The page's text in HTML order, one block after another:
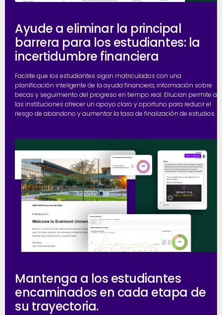
Ayude a eliminar la principal
barrera para los estudiantes: la
incertidumbre financiera
Facilite que los estudiantes sigan matriculados con una
planificación inteligente de la ayuda financiera, información sobre
becas y seguimiento del progreso en tiempo real. Ellucian permite a
las instituciones ofrecer un apoyo claro y oportuno para reducir el
riesgo de abandono y aumentar la tasa de finalización de estudios.
Mantenga a los estudiantes
encaminados en cada etapa de
su trayectoria.